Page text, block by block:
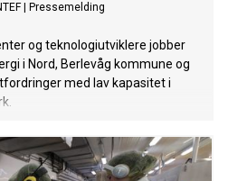
| Pressemelding
og teknologiutviklere jobber
i Nord, Berlevåg kommune og
med lav kapasitet i